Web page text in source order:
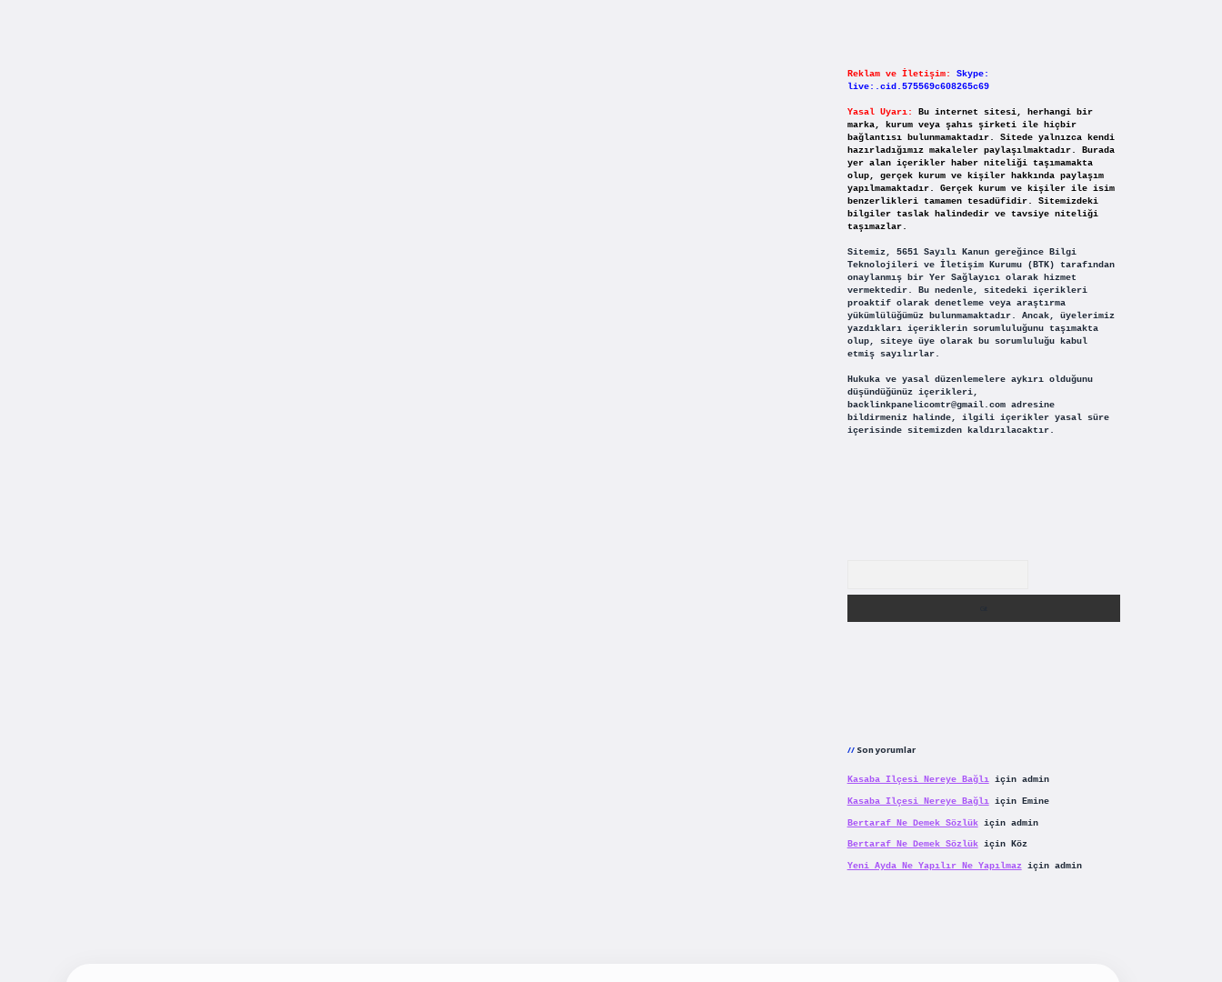
Reklam ve İletişim:
Skype:
live:.cid.575569c608265c69
Yasal Uyarı:
Bu internet sitesi, herhangi bir
marka, kurum veya şahıs şirketi ile hiçbir
bağlantısı bulunmamaktadır. Sitede yalnızca kendi
hazırladığımız makaleler paylaşılmaktadır. Burada
yer alan içerikler haber niteliği taşımamakta
olup, gerçek kurum ve kişiler hakkında paylaşım
yapılmamaktadır. Gerçek kurum ve kişiler ile isim
benzerlikleri tamamen tesadüfidir. Sitemizdeki
bilgiler taslak halindedir ve tavsiye niteliği
taşımazlar.
Sitemiz, 5651 Sayılı Kanun gereğince Bilgi
Teknolojileri ve İletişim Kurumu (BTK) tarafından
onaylanmış bir Yer Sağlayıcı olarak hizmet
vermektedir. Bu nedenle, sitedeki içerikleri
proaktif olarak denetleme veya araştırma
yükümlülüğümüz bulunmamaktadır. Ancak, üyelerimiz
yazdıkları içeriklerin sorumluluğunu taşımakta
olup, siteye üye olarak bu sorumluluğu kabul
etmiş sayılırlar.
Hukuka ve yasal düzenlemelere aykırı olduğunu
düşündüğünüz içerikleri,
backlinkpanelicomtr@gmail.comadresine
bildirmeniz halinde, ilgili içerikler yasal süre
içerisinde sitemizden kaldırılacaktır.
Son yorumlar
Kasaba Ilçesi Nereye Bağlıiçin admin
Kasaba Ilçesi Nereye Bağlıiçin Emine
Bertaraf Ne Demek Sözlükiçin admin
Bertaraf Ne Demek Sözlükiçin Köz
Yeni Ayda Ne Yapılır Ne Yapılmaziçin admin